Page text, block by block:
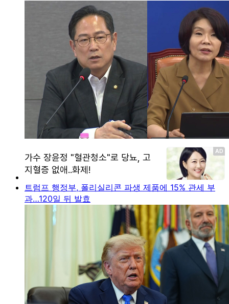
트럼프 행정부, 폴리실리콘 파생 제품에 15% 관세 부
과…120일 뒤 발효